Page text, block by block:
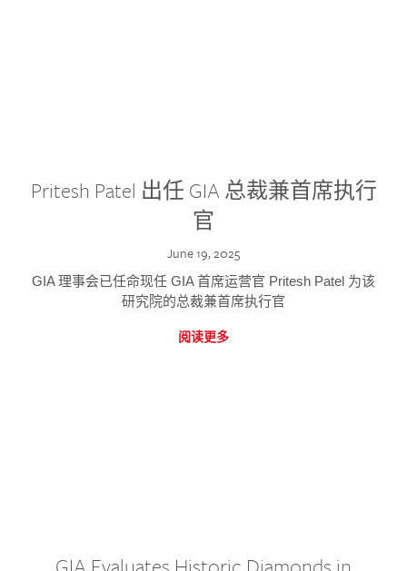
Pritesh Patel 出任 GIA 总裁兼首席执行
官
June 19, 2025
GIA 理事会已任命现任 GIA 首席运营官 Pritesh Patel 为该
研究院的总裁兼首席执行官
阅读更多